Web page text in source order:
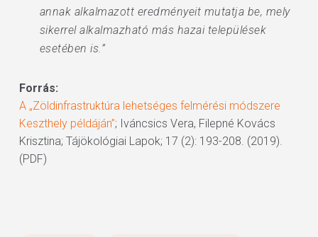
annak alkalmazott eredményeit mutatja be, mely
sikerrel alkalmazható más hazai települések
esetében is.”
Forrás:
A „Zöldinfrastruktúra lehetséges felmérési módszere
Keszthely példáján”; Iváncsics Vera, Filepné Kovács
Krisztina; Tájökológiai Lapok; 17 (2): 193-208. (2019).
(PDF)